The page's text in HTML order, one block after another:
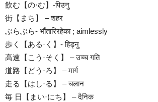
飲む【の·む】-पिउनु
街【まち】 – शहर
ぶらぶら- भौंतारिरहेका ; aimlessly
歩く【ある·く】- हिड्नु
高速【こう·そく】 – उच्च गति
道路【どう·ろ】 – मार्ग
走る【はし·る】 – चलान
毎 日【まい·にち】 – दैनिक